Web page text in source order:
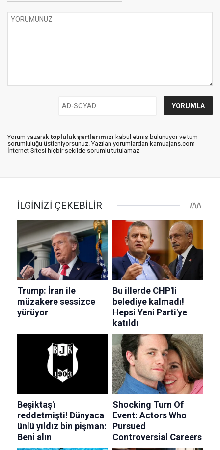
Yorum yazarak topluluk şartlarımızı kabul etmiş bulunuyor ve tüm
sorumluluğu üstleniyorsunuz. Yazılan yorumlardan kamuajans.com
İnternet Sitesi hiçbir şekilde sorumlu tutulamaz